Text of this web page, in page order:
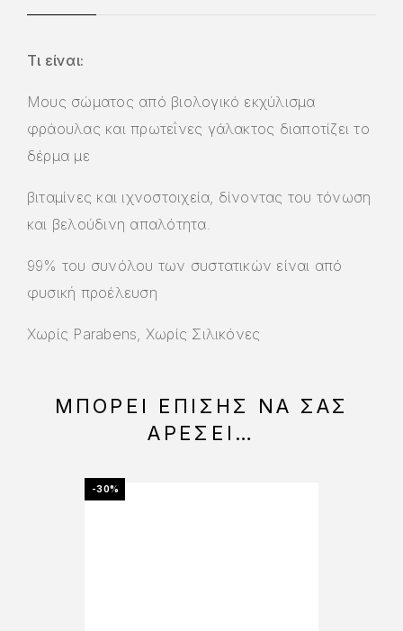
Τι είναι:
Mους σώματος από βιολογικό εκχύλισμα
φράουλας και πρωτεΐνες γάλακτος διαποτίζει το
δέρμα με
βιταμίνες και ιχνοστοιχεία, δίνοντας του τόνωση
και βελούδινη απαλότητα.
99% του συνόλου των συστατικών είναι από
φυσική προέλευση
Χωρίς Parabens, Χωρίς Σιλικόνες
ΜΠΟΡΕΊ ΕΠΊΣΗΣ ΝΑ ΣΑΣ
ΑΡΈΣΕΙ…
-30%